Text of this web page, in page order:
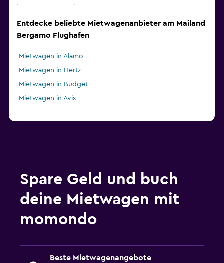
Entdecke beliebte Mietwagenanbieter am Mailand
Bergamo Flughafen
Mietwagen in Alamo
Mietwagen in Hertz
Mietwagen in Budget
Mietwagen in Avis
Spare Geld und buch
deine Mietwagen mit
momondo
Beste Mietwagenangebote